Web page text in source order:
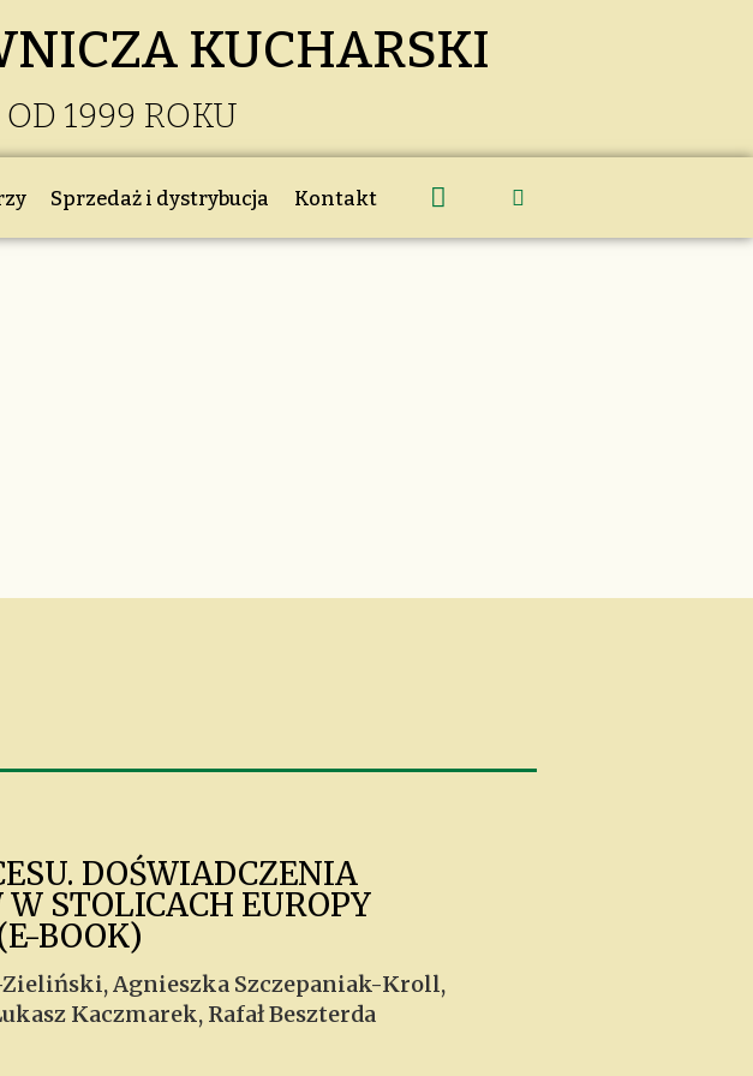
KUCHARSKI
1999 ROKU
Sprzedaż i dystrybucja Kontakt
DOŚWIADCZENIA
STOLICACH EUROPY
BOOK)
Agnieszka Szczepaniak-Kroll,
Kaczmarek, Rafał Beszterda